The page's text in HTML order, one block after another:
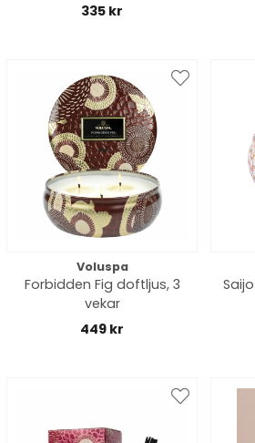
335 kr
Voluspa
Forbidden Fig doftljus, 3
vekar
449 kr